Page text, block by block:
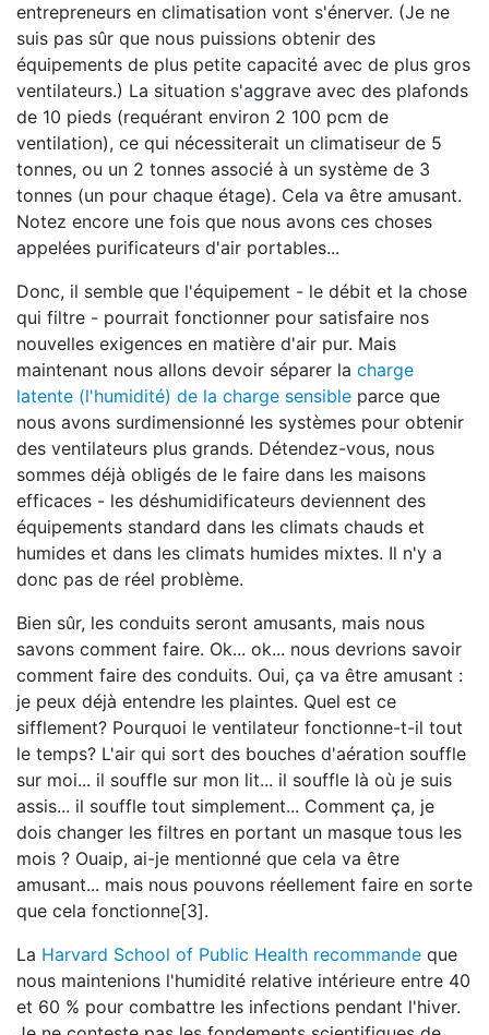
entrepreneurs en climatisation vont s'énerver. (Je ne
suis pas sûr que nous puissions obtenir des
équipements de plus petite capacité avec de plus gros
ventilateurs.) La situation s'aggrave avec des plafonds
de 10 pieds (requérant environ 2 100 pcm de
ventilation), ce qui nécessiterait un climatiseur de 5
tonnes, ou un 2 tonnes associé à un système de 3
tonnes (un pour chaque étage). Cela va être amusant.
Notez encore une fois que nous avons ces choses
appelées purificateurs d'air portables...
Donc, il semble que l'équipement - le débit et la chose
qui filtre - pourrait fonctionner pour satisfaire nos
nouvelles exigences en matière d'air pur. Mais
maintenant nous allons devoir séparer la charge
latente (l'humidité) de la charge sensible parce que
nous avons surdimensionné les systèmes pour obtenir
des ventilateurs plus grands. Détendez-vous, nous
sommes déjà obligés de le faire dans les maisons
efficaces - les déshumidificateurs deviennent des
équipements standard dans les climats chauds et
humides et dans les climats humides mixtes. Il n'y a
donc pas de réel problème.
Bien sûr, les conduits seront amusants, mais nous
savons comment faire. Ok... ok... nous devrions savoir
comment faire des conduits. Oui, ça va être amusant :
je peux déjà entendre les plaintes. Quel est ce
sifflement? Pourquoi le ventilateur fonctionne-t-il tout
le temps? L'air qui sort des bouches d'aération souffle
sur moi... il souffle sur mon lit... il souffle là où je suis
assis... il souffle tout simplement... Comment ça, je
dois changer les filtres en portant un masque tous les
mois ? Ouaip, ai-je mentionné que cela va être
amusant... mais nous pouvons réellement faire en sorte
que cela fonctionne[3].
La Harvard School of Public Health recommande que
nous maintenions l'humidité relative intérieure entre 40
et 60 % pour combattre les infections pendant l'hiver.